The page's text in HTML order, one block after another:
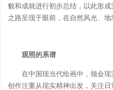
貌和成就进行初步总结，以此形
之路呈现于眼前，在自然风光、
观照的系谱
在中国现当代绘画中，领会
创作注重从现实精神出发，关注